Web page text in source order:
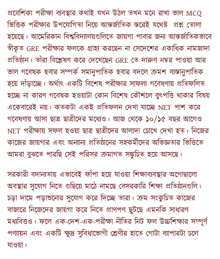
প্রবেশিকা পরীক্ষা ব্যবস্থার কথাই যখন উঠল তখন মনে রাখা ভাল MCQ
ভিত্তিক পরীক্ষার উপযোগিতা নিয়ে আন্তর্জাতিক স্তরেই যথেষ্ট প্রশ্ন তোলা
হয়েছে। আমেরিকান বিশ্ববিদ্যালয়গুলিতে জায়গা পাবার জন্য আন্তর্জাতিকভাবে
স্বীকৃত GRE পরীক্ষার ফলকে গ্রাহ্য করছেন না সেদেশের একাধিক নামজাদা
প্রতিষ্ঠান। তাঁরা বিশ্লেষণ করে দেখেছেন GRE তে দারুণ নম্বর পাওয়া আর
ভাল গবেষক হবার সম্পর্ক সমানুপাতিক হবার বদলে ক্রমশ ব্যস্তানুপাতিক
হয়ে দাঁড়াচ্ছে। অর্থাৎ একটি বিশেষ পরীক্ষার সাফল্য গবেষণায় প্রতিফলিত
হচ্ছে না কারণ গবেষক হওয়াটা কোন বিশেষ কৌশলে বুৎপত্তি থাকার বিষয়
একেবারেই নয়। কতকটা একই প্রতিফলন দেখা যাচ্ছে NET পাশ করে
গবেষণায় আসা ছাত্র ছাত্রীদের মধ্যেও। আজ থেকে ১০/১৫ বছর আগেও
NET পরীক্ষায় সফল হওয়া ছাত্র ছাত্রীদের আলাদা চোখে দেখা হত। নিজের
কাজের জায়গার এবং অন্যান্য প্রতিষ্ঠানের সহকর্মীদের অভিজ্ঞতার ভিত্তিতে
আমরা বুঝতে পারছি সেই পরিসর ক্রমাগত সঙ্কুচিত হয়ে আসছে।
সরকারী বদান্যতায় এভাবেই ফাঁপা হয়ে যাওয়া শিক্ষাব্যবস্থার অগোছালো
অবস্থার সুযোগ নিতে গুছিয়ে মাঠে নামছে বেসরকারি শিক্ষা প্রতিষ্ঠানগুলি।
চড়া দামে পড়াশুনোর সুযোগ করে দিচ্ছে তারা। ক্রম সংকুচিত কাজের
বাজারে নিজেদের জায়গা করে নিতে প্রাণপণ ছুটছে এমনকি সাধারণ
মধ্যবিত্তও। ফলে এক-দেশ-এক-পরীক্ষা নীতির নিট ফল উচ্চশিক্ষার সম্পূর্ণ
পণ্যায়ন এবং একটি ক্ষুদ্র সুবিধাভোগী শ্রেণীর হাতে গোটা ব্যাপারটা চলে
যাওয়া।